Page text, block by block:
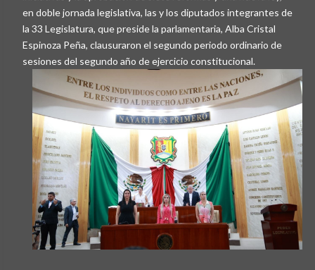
en doble jornada legislativa, las y los diputados integrantes de
la 33 Legislatura, que preside la parlamentaria, Alba Cristal
Espinoza Peña, clausuraron el segundo periodo ordinario de
sesiones del segundo año de ejercicio constitucional.